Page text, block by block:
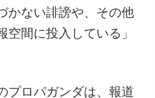
かない誹謗や、その他
間に投入している」
プロパガンダは、報道